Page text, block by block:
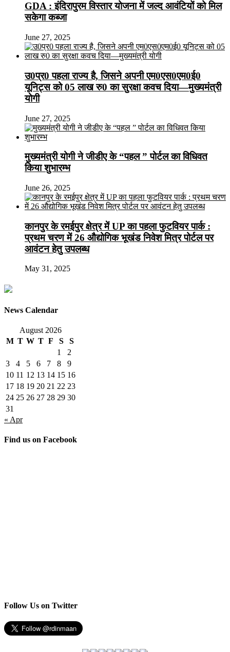
GDA : इंदिरापुरम विस्तार योजना में जल्द आवंटियों को मिल
सकेगा कब्जा
June 27, 2025
उ0प्र0 पहला राज्य है, जिसने अपनी एम0एस0एम0ई0
यूनिट्स को 05 लाख रु0 का सुरक्षा कवच दिया—मुख्यमंत्री
योगी
June 27, 2025
मुख्यमंत्री योगी ने जीडीए के “पहल ” पोर्टल का विधिवत
किया शुभारम्भ
June 26, 2025
कानपुर के रमईपुर क्षेत्र में UP का पहला फुटवियर पार्क :
प्रथम चरण में 26 औद्योगिक भूखंड निवेश मित्र पोर्टल पर
आवंटन हेतु उपलब्ध
May 31, 2025
News Calendar
August 2026
M T W T F S
S
1
2
3
4 5 6 7 8
9
10 11 12 13 14 15 16
17 18 19 20 21 22 23
24 25 26 27 28 29 30
31
« Apr
Find us on Facebook
Follow Us on Twitter